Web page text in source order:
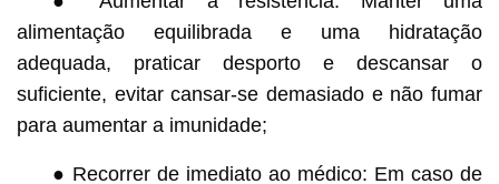
alimentação equilibrada e uma hidratação
adequada, praticar desporto e descansar o
suficiente, evitar cansar-se demasiado e não fumar
para aumentar a imunidade;
● Recorrer de imediato ao médico: Em caso de